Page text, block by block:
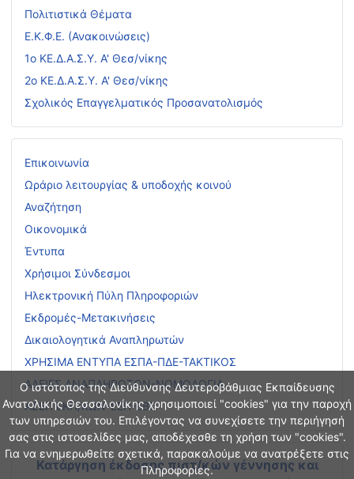
Ο ιστότοπος της Διεύθυνσης Δευτεροβάθμιας Εκπαίδευσης
Ανατολικής Θεσσαλονίκης χρησιμοποιεί "cookies" για την παροχή
των υπηρεσιών του. Επιλέγοντας να συνεχίσετε την περιήγησή
σας στις ιστοσελίδες μας, αποδέχεσθε τη χρήση των "cookies".
Για να ενημερωθείτε σχετικά, παρακαλούμε να ανατρέξετε στις
Πληροφορίες.
Πολιτιστικά Θέματα
Ε.Κ.Φ.Ε. (Ανακοινώσεις)
1ο ΚΕ.Δ.Α.Σ.Υ. Α' Θεσ/νίκης
2ο ΚΕ.Δ.Α.Σ.Υ. Α' Θεσ/νίκης
Σχολικός Επαγγελματικός Προσανατολισμός
Επικοινωνία
Ωράριο λειτουργίας & υποδοχής κοινού
Αναζήτηση
Οικονομικά
Έντυπα
Χρήσιμοι Σύνδεσμοι
Ηλεκτρονική Πύλη Πληροφοριών
Εκδρομές-Μετακινήσεις
Δικαιολογητικά Αναπληρωτών
ΧΡΗΣΙΜΑ ΕΝΤΥΠΑ ΕΣΠΑ-ΠΔΕ-ΤΑΚΤΙΚΟΣ
ΑΔΕΙΕΣ ΑΝΑΠΛΗΡΩΤΩΝ-ΝΟΜΟΛΟΓΙΑ
ΑΣΕΠ ΕΚΠ/ΚΩΝ-ΕΕΠ-ΕΒΠ
Κατάργηση έκδοσης πιστ/κών γέννησης και